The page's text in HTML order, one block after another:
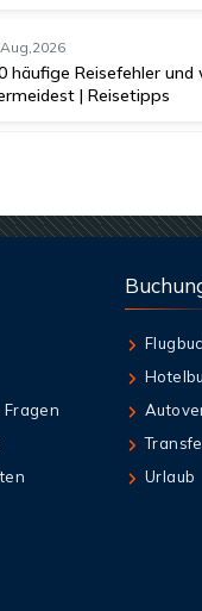
häufige Reisefehler und
| Reisetipps
Urlaub